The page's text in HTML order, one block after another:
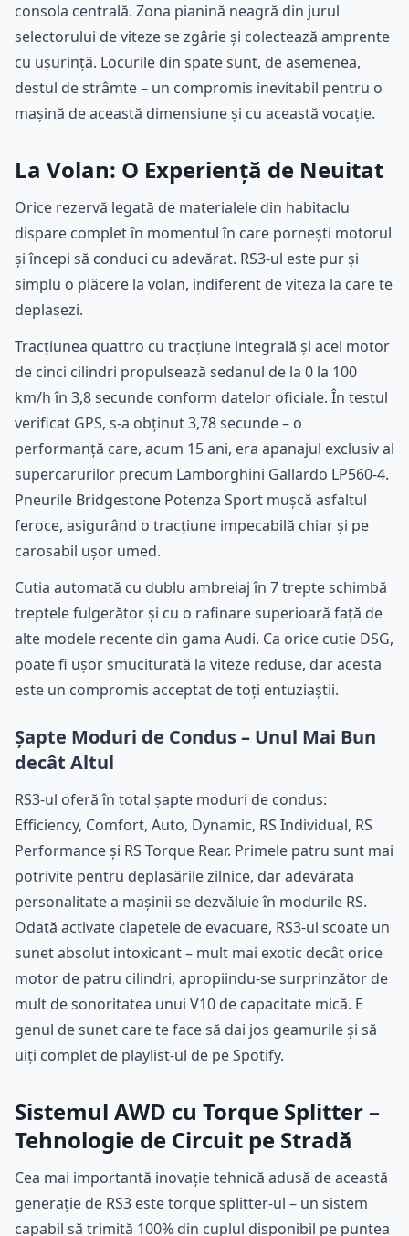
consola centrală. Zona pianină neagră din jurul
selectorului de viteze se zgârie și colectează amprente
cu ușurință. Locurile din spate sunt, de asemenea,
destul de strâmte – un compromis inevitabil pentru o
mașină de această dimensiune și cu această vocație.
La Volan: O Experiență de Neuitat
Orice rezervă legată de materialele din habitaclu
dispare complet în momentul în care pornești motorul
și începi să conduci cu adevărat. RS3-ul este pur și
simplu o plăcere la volan, indiferent de viteza la care te
deplasezi.
Tracțiunea quattro cu tracțiune integrală și acel motor
de cinci cilindri propulsează sedanul de la 0 la 100
km/h în 3,8 secunde conform datelor oficiale. În testul
verificat GPS, s-a obținut 3,78 secunde – o
performanță care, acum 15 ani, era apanajul exclusiv al
supercarurilor precum Lamborghini Gallardo LP560-4.
Pneurile Bridgestone Potenza Sport mușcă asfaltul
feroce, asigurând o tracțiune impecabilă chiar și pe
carosabil ușor umed.
Cutia automată cu dublu ambreiaj în 7 trepte schimbă
treptele fulgerător și cu o rafinare superioară față de
alte modele recente din gama Audi. Ca orice cutie DSG,
poate fi ușor smuciturată la viteze reduse, dar acesta
este un compromis acceptat de toți entuziaștii.
Șapte Moduri de Condus – Unul Mai Bun
decât Altul
RS3-ul oferă în total șapte moduri de condus:
Efficiency, Comfort, Auto, Dynamic, RS Individual, RS
Performance și RS Torque Rear. Primele patru sunt mai
potrivite pentru deplasările zilnice, dar adevărata
personalitate a mașinii se dezvăluie în modurile RS.
Odată activate clapetele de evacuare, RS3-ul scoate un
sunet absolut intoxicant – mult mai exotic decât orice
motor de patru cilindri, apropiindu-se surprinzător de
mult de sonoritatea unui V10 de capacitate mică. E
genul de sunet care te face să dai jos geamurile și să
uiți complet de playlist-ul de pe Spotify.
Sistemul AWD cu Torque Splitter –
Tehnologie de Circuit pe Stradă
Cea mai importantă inovație tehnică adusă de această
generație de RS3 este torque splitter-ul – un sistem
capabil să trimită 100% din cuplul disponibil pe puntea